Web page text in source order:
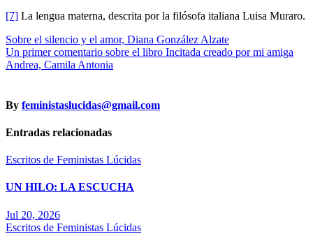
[7] La lengua materna, descrita por la filósofa italiana Luisa Muraro.
Navegación
de
Sobre el silencio y el amor, Diana González Alzate
Un primer comentario sobre el libro Incitada creado por mi amiga
Andrea, Camila Antonia
By feministaslucidas@gmail.com
Entradas relacionadas
Escritos de Feministas Lúcidas
UN HILO: LA ESCUCHA
Jul 20, 2026
Escritos de Feministas Lúcidas